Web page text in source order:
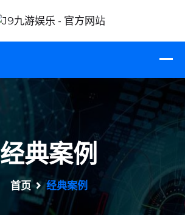
经典案例
首页 经典案例